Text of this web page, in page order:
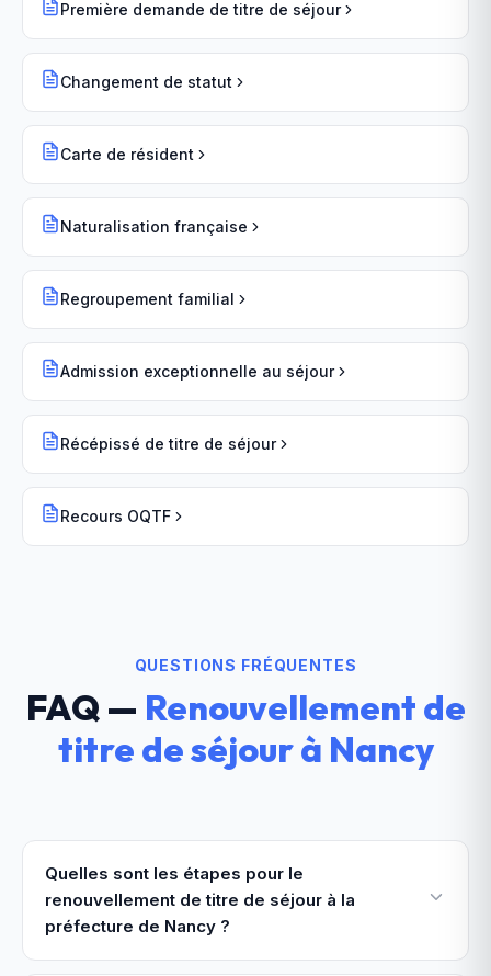
Première demande de titre de séjour
Changement de statut
Carte de résident
Naturalisation française
Regroupement familial
Admission exceptionnelle au séjour
Récépissé de titre de séjour
Recours OQTF
QUESTIONS FRÉQUENTES
FAQ — Renouvellement de
titre de séjourà Nancy
Quelles sont les étapes pour le
renouvellement de titre de séjour à la
préfecture de Nancy ?